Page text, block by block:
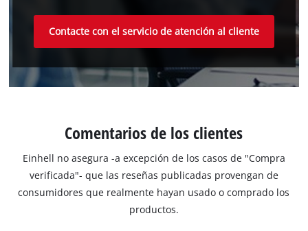
Contacte con el servicio de atención al cliente
Comentarios de los clientes
Einhell no asegura -a excepción de los casos de "Compra
verificada"- que las reseñas publicadas provengan de
consumidores que realmente hayan usado o comprado los
productos.